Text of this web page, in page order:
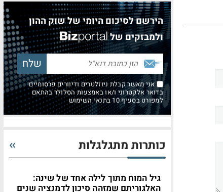
הירשם לסיכום היומי של שוק ההון
ולמבזקים של
אני מאשר קבלת ניוזלטרים ודיוורים פרסומיים
בדואר אלקטרוני ו/או באמצעות הסלולר בהתאם
למפורט בסעיף 10 בתנאי השימוש
כותרות מתגלגלות
גיל המוח מתוך לילה אחד של שינה:
האלגוריתם שמזהה סיכון לדמנציה שנים